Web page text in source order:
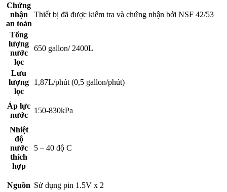
Chứng
nhận
an toàn
Thiết bị đã được kiểm tra và chứng nhận bởi NSF 42/53
Tổng
lượng
nước
lọc
650 gallon/ 2400L
Lưu
lượng
lọc
1,87L/phút (0,5 gallon/phút)
Áp lực
nước
150-830kPa
Nhiệt
độ
nước
thích
hợp
5 – 40 độ C
Nguồn Sử dụng pin 1.5V x 2